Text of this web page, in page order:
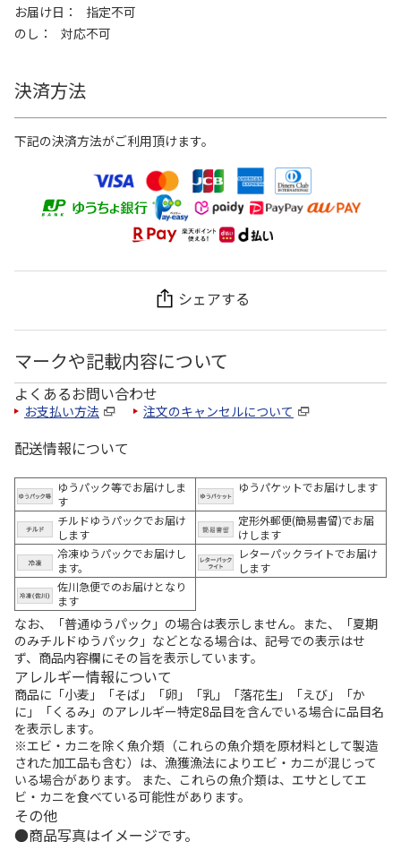
お届け日
指定不可
のし
対応不可
決済方法
下記の決済方法がご利用頂けます。
シェアする
マークや記載内容について
よくあるお問い合わせ
お支払い方法 注文のキャンセルについて
配送情報について
ゆうパック等でお届けしま
す
ゆうパケットでお届けします
チルドゆうパックでお届け
します
定形外郵便(簡易書留)でお届
けします
冷凍ゆうパックでお届けし
ます。
レターパックライトでお届け
します
佐川急便でのお届けとなり
ます
なお、「普通ゆうパック」の場合は表示しません。また、「夏期
のみチルドゆうパック」などとなる場合は、記号での表示はせ
ず、商品内容欄にその旨を表示しています。
アレルギー情報について
商品に「小麦」「そば」「卵」「乳」「落花生」「えび」「か
に」「くるみ」のアレルギー特定8品目を含んでいる場合に品目名
を表示します。
※エビ・カニを除く魚介類（これらの魚介類を原材料として製造
された加工品も含む）は、漁獲漁法によりエビ・カニが混じって
いる場合があります。 また、これらの魚介類は、エサとしてエ
ビ・カニを食べている可能性があります。
その他
商品写真はイメージです。